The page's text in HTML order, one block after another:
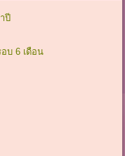
ปี
บ 6 เดือน